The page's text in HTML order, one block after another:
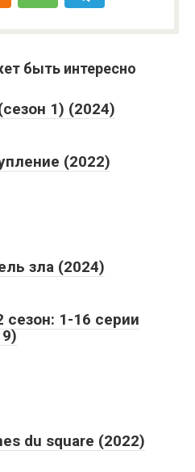
быть интересно
1) (2024)
(2022)
зла (2024)
1-16 серии
du square (2022)